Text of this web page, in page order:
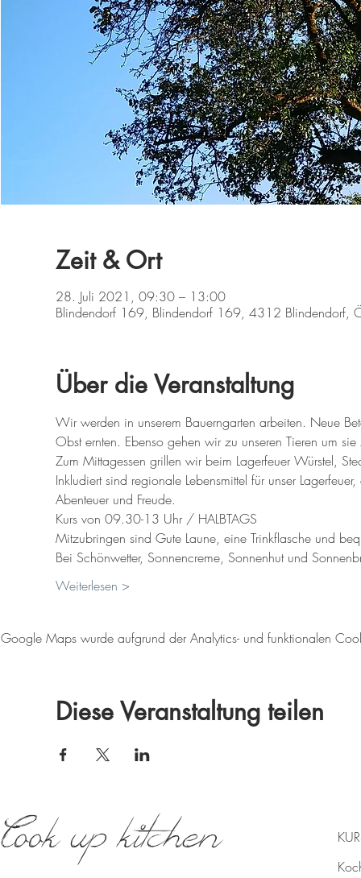
Zeit & Ort
28. Juli 2021, 09:30 – 13:00
Blindendorf 169, Blindendorf 169, 4312 Blindendorf,
Über die Veranstaltung
Wir werden in unserem Bauerngarten arbeiten. Neue
Obst ernten. Ebenso gehen wir zu unseren Tieren um
Zum Mittagessen grillen wir beim Lagerfeuer Würstel,
Inkludiert sind regionale Lebensmittel für unser
Abenteuer und Freude.
Kurs von 09.30-13 Uhr / HALBTAGS
Mitzubringen sind Gute Laune, eine Trinkflasche und
Bei Schönwetter, Sonnencreme, Sonnenhut und
Weiterlesen >
Google Maps wurde aufgrund der Analytics- und funktionalen
Diese Veranstaltung teilen
Cook up kitchen